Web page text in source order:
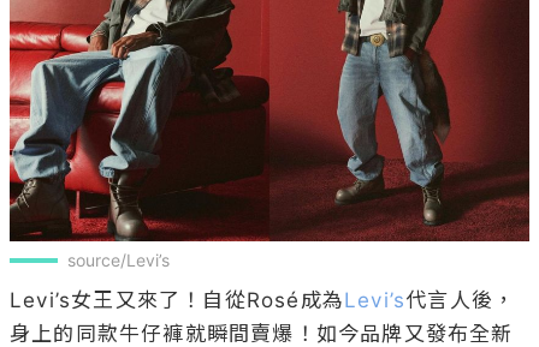
source/Levi’s
Levi’s女王又來了！自從Rosé成為Levi’s代言人後，
身上的同款牛仔褲就瞬間賣爆！如今品牌又發布全新